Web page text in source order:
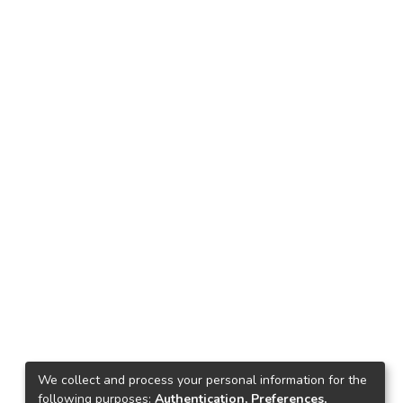
We collect and process your personal information for the
following purposes: Authentication, Preferences,